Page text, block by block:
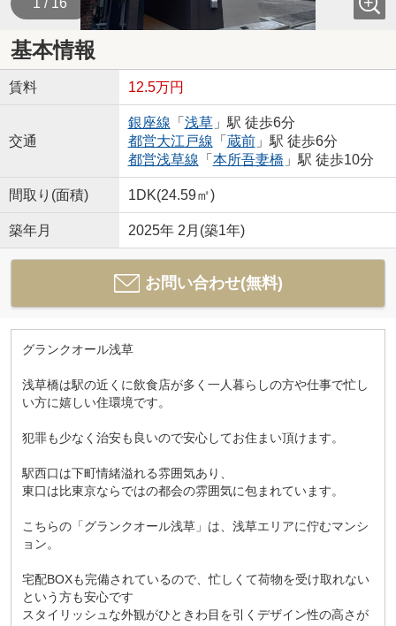
1 / 16
基本情報
賃料 12.5万円
交通
銀座線 「 浅草」駅 徒歩6分
都営大江戸線 「 蔵前」駅 徒歩6分
都営浅草線 「 本所吾妻橋 」駅 徒歩10分
間取り(面積) 1DK(24.59㎡)
築年月 2025年 2月(築1年)
お問い合わせ(無料)
グランクオール浅草
浅草橋は駅の近くに飲食店が多く一人暮らしの方や仕事で忙し
い方に嬉しい住環境です。
犯罪も少なく治安も良いので安心してお住まい頂けます。
駅西口は下町情緒溢れる雰囲気あり、
東口は比東京ならではの都会の雰囲気に包まれています。
こちらの「グランクオール浅草」は、浅草エリアに佇むマンシ
ョン。
宅配BOXも完備されているので、忙しくて荷物を受け取れない
という方も安心です
スタイリッシュな外観がひときわ目を引くデザイン性の高さが